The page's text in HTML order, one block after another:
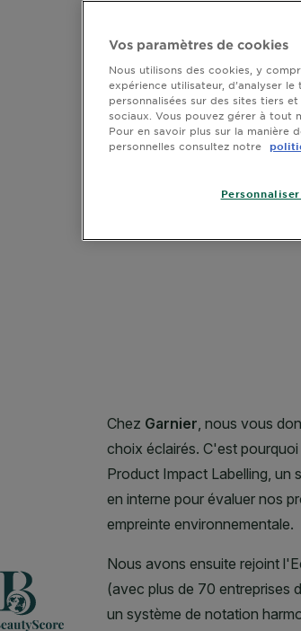
Vos paramètres de cookies
Nous utilisons des cookies, y
expérience utilisateur, d’analyser
personnalisées sur des sites tiers
sociaux. Vous pouvez gérer à tout
Pour en savoir plus sur la manière
personnelles consultez notre